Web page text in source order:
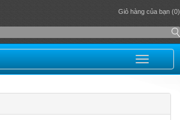
Giỏ hàng của bạn (0)